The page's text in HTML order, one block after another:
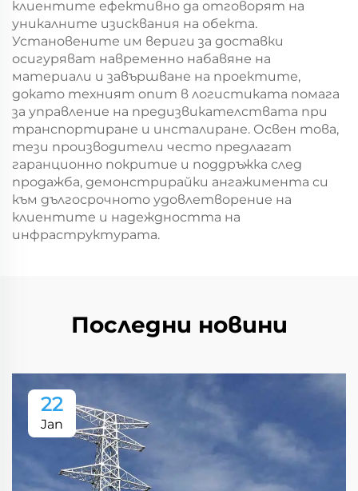
клиентите ефективно да отговорят на
уникалните изисквания на обекта.
Установените им вериги за доставки
осигуряват навременно набавяне на
материали и завършване на проектите,
докато техният опит в логистиката помага
за управление на предизвикателствата при
транспортиране и инсталиране. Освен това,
тези производители често предлагат
гаранционно покритие и поддръжка след
продажба, демонстрирайки ангажимента си
към дългосрочното удовлетворение на
клиентите и надеждността на
инфраструктурата.
Последни новини
22
Jan